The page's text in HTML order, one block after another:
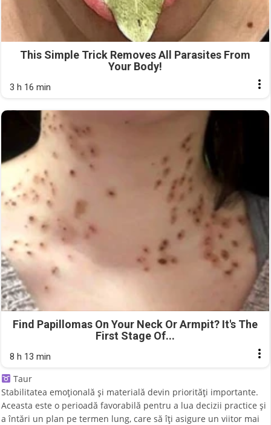
This Simple Trick Removes All Parasites From
Your Body!
3 h 16 min
Find Papillomas On Your Neck Or Armpit? It's The
First Stage Of...
8 h 13 min
Taur
Stabilitatea emoțională și materială devin priorități importante.
Aceasta este o perioadă favorabilă pentru a lua decizii practice și
a întări un plan pe termen lung, care să îți asigure un viitor mai